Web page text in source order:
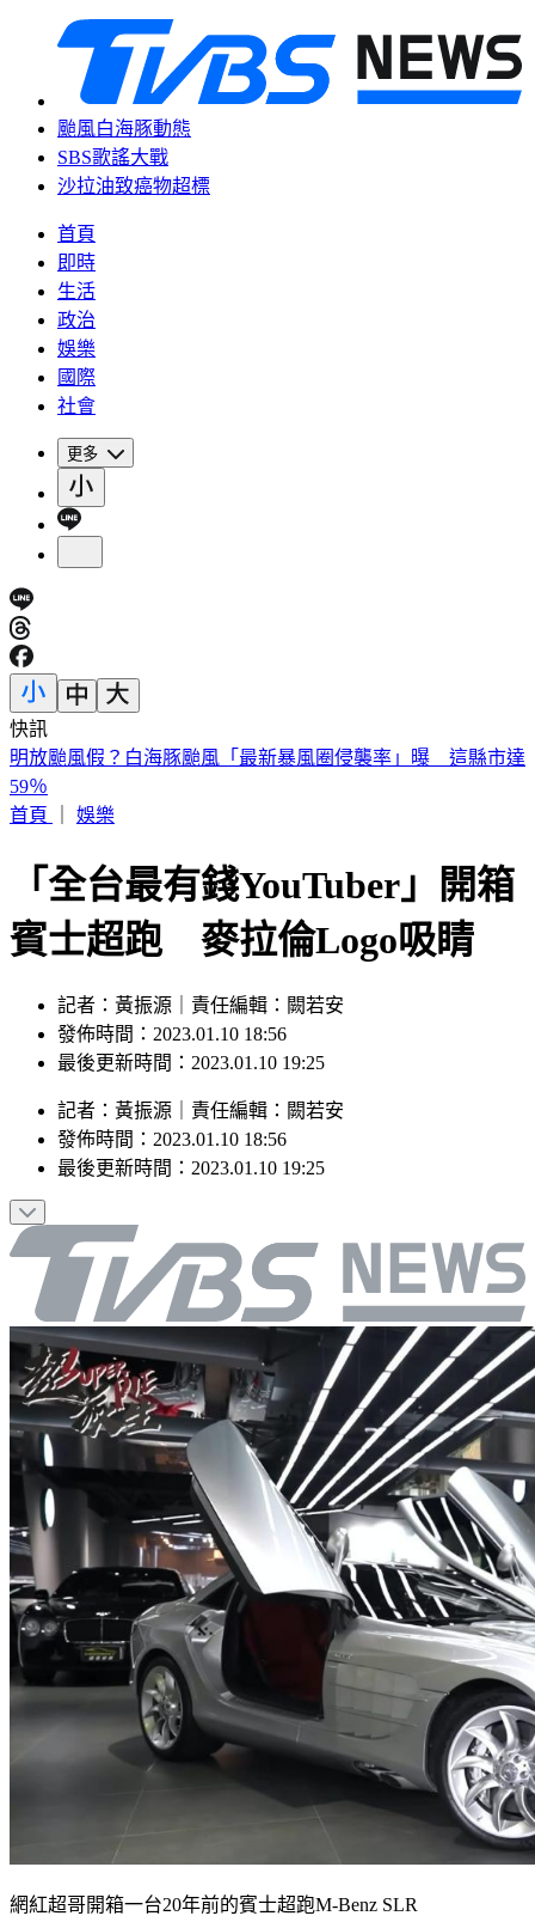
颱風白海豚動態
SBS歌謠大戰
沙拉油致癌物超標
首頁
即時
生活
政治
娛樂
國際
社會
更多
快訊
毒油風波究責？傳石崇良、姜至剛請辭 綠：做這種解讀很合
理
首頁
娛樂
「全台最有錢YouTuber」開箱
賓士超跑 麥拉倫Logo吸睛
記者：黃振源｜責任編輯：闕若安
發佈時間：2023.01.10 18:56
最後更新時間：2023.01.10 19:25
記者 ： 黃振源 責任編輯 ： 闕若安
發佈時間： 2023.01.10 18:56
最後更新時間： 2023.01.10 19:25
網紅超哥開箱一台20年前的賓士超跑M-Benz SLR